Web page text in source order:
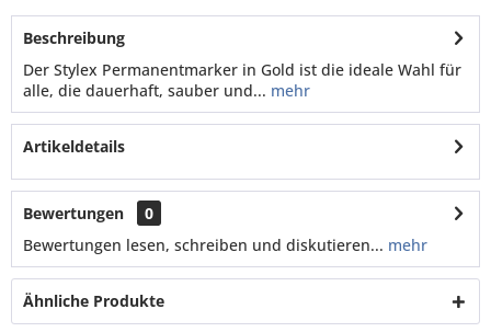
Beschreibung
Der Stylex Permanentmarker in Gold ist die ideale Wahl für
alle, die dauerhaft, sauber und... mehr
Artikeldetails
Bewertungen
0
Bewertungen lesen, schreiben und diskutieren... mehr
Ähnliche Produkte